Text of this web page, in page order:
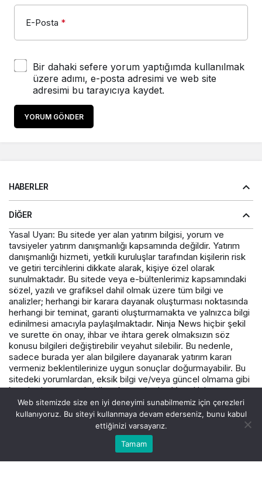
E-Posta *
Bir dahaki sefere yorum yaptığımda kullanılmak
üzere adımı, e-posta adresimi ve web site
adresimi bu tarayıcıya kaydet.
YORUM GÖNDER
HABERLER
DIĞER
Yasal Uyarı: Bu sitede yer alan yatırım bilgisi, yorum ve
tavsiyeler yatırım danışmanlığı kapsamında değildir. Yatırım
danışmanlığı hizmeti, yetkili kuruluşlar tarafından kişilerin risk
ve getiri tercihlerini dikkate alarak, kişiye özel olarak
sunulmaktadır. Bu sitede veya e-bültenlerimiz kapsamındaki
sözel, yazılı ve grafiksel dahil olmak üzere tüm bilgi ve
analizler; herhangi bir karara dayanak oluşturması noktasında
herhangi bir teminat, garanti oluşturmamakta ve yalnızca bilgi
edinilmesi amacıyla paylaşılmaktadır. Ninja News hiçbir şekil
ve surette ön onay, ihbar ve ihtara gerek olmaksızın söz
konusu bilgileri değiştirebilir veyahut silebilir. Bu nedenle,
sadece burada yer alan bilgilere dayanarak yatırım kararı
vermeniz beklentilerinize uygun sonuçlar doğurmayabilir. Bu
sitedeki yorumlardan, eksik bilgi ve/veya güncel olmama gibi
konularda ortaya çıkabilecek zararlardan Varış Haber ve
çalışanlarının herhangi bir sorumluluğu bulunmamaktadır.
© Telif Hakkı 2026, Tüm Hakları Saklıdır.
Hesabım
Web sitemizde size en iyi deneyimi sunabilmemiz için çerezleri
kullanıyoruz. Bu siteyi kullanmaya devam ederseniz, bunu kabul
ettiğinizi varsayarız.
Tamam